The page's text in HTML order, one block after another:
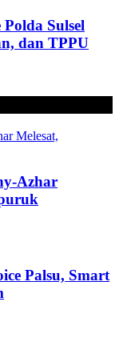
Sulsel
dan TPPU
Azhar
Palsu, Smart